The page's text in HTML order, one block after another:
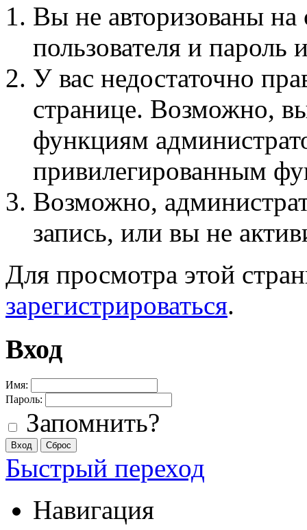
Вы не авторизованы на
пользователя и пароль
У вас недостаточно
странице. Возможно,
функциям
привилегированным
Возможно,
запись, или вы не
Для просмотра этой
зарегистрироваться.
Вход
Имя:
Пароль:
Запомнить?
Быстрый переход
Навигация